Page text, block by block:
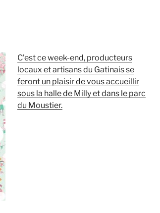
C’est ce week-end, producteurs
locaux et artisans du Gatinais se
feront un plaisir de vous accueillir
sous la halle de Milly et dans le parc
du Moustier.